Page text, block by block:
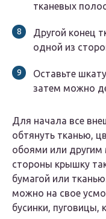
тканевых
Другой конец
одной из
Оставьте
затем можно
Для начала все
обтянуть тканью,
обоями или другим
стороны крышку
бумагой или
можно на свое
бусинки, пуговицы,